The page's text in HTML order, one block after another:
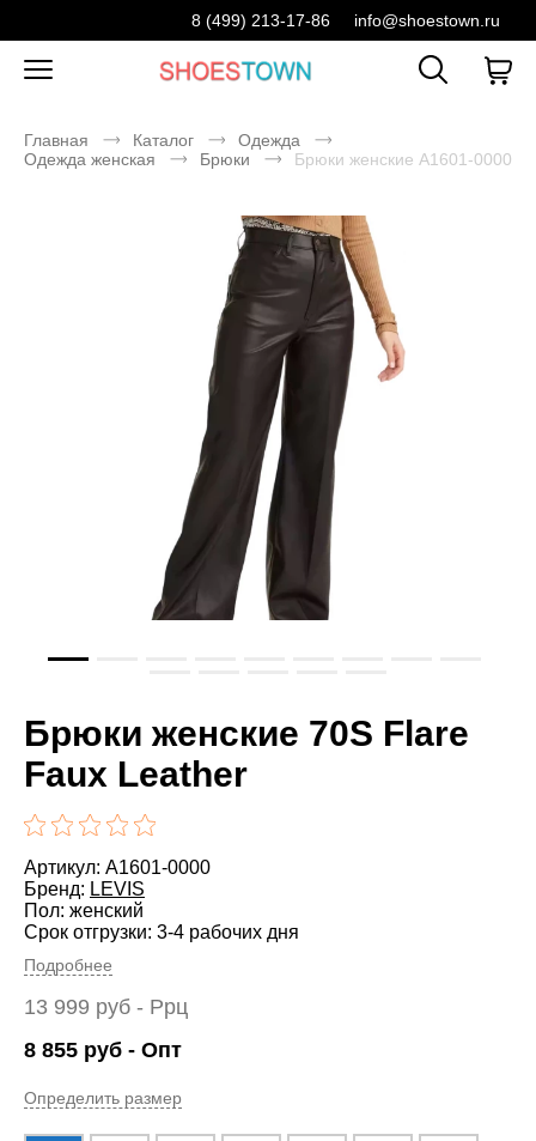
8 (499) 213-17-86 info@shoestown.ru
Главная Каталог
Одежда
Одежда женская
Брюки Брюки женские A1601-0000
Брюки женские 70S Flare
Faux Leather
Артикул: A1601-0000
Бренд: LEVIS
Пол: женский
Срок отгрузки: 3-4 рабочих дня
Подробнее
13 999 руб - Ррц
8 855 руб - Опт
Определить размер